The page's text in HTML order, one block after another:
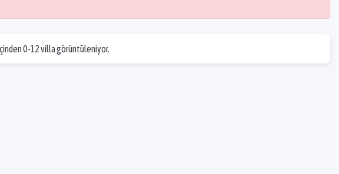
0-12 villa görüntüleniyor.